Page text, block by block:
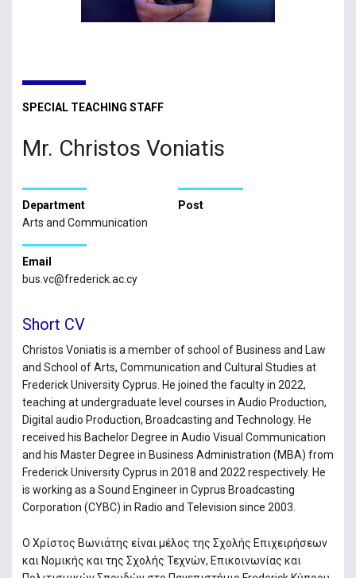
SPECIAL TEACHING STAFF
Mr. Christos Voniatis
Department
Arts and Communication
Post
Email
bus.vc@frederick.ac.cy
Short CV
Christos Voniatis is a member of school of Business and Law
and School of Arts, Communication and Cultural Studies at
Frederick University Cyprus. He joined the faculty in 2022,
teaching at undergraduate level courses in Audio Production,
Digital audio Production, Broadcasting and Technology. He
received his Bachelor Degree in Audio Visual Communication
and his Master Degree in Business Administration (MBA) from
Frederick University Cyprus in 2018 and 2022 respectively. He
is working as a Sound Engineer in Cyprus Broadcasting
Corporation (CYBC) in Radio and Television since 2003.
Ο Χρίστος Βωνιάτης είναι μέλος της Σχολής Επιχειρήσεων
και Νομικής και της Σχολής Τεχνών, Επικοινωνίας και